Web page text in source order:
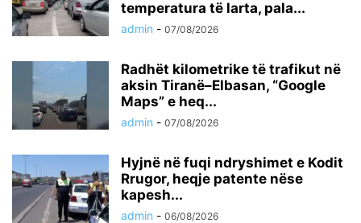
temperatura të larta, pala...
admin - 07/08/2026
Radhët kilometrike të trafikut në
aksin Tiranë–Elbasan, “Google
Maps” e heq...
admin - 07/08/2026
Hyjnë në fuqi ndryshimet e Kodit
Rrugor, heqje patente nëse
kapesh...
admin - 06/08/2026